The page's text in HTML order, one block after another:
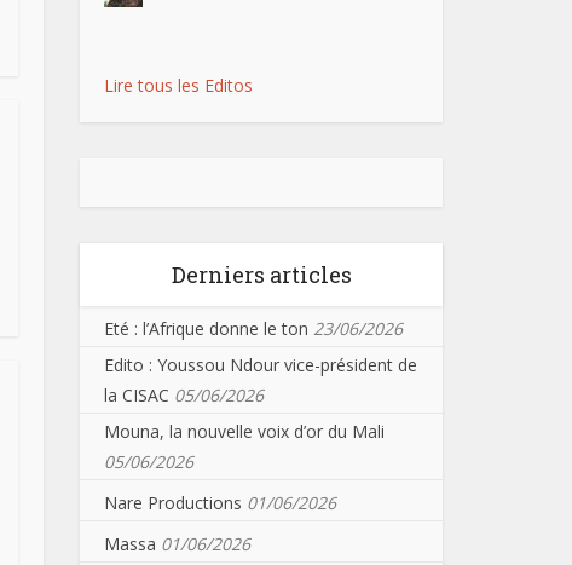
Lire tous les Editos
Derniers articles
Eté : l’Afrique donne le ton 23/06/2026
Edito : Youssou Ndour vice-président de
la CISAC 05/06/2026
Mouna, la nouvelle voix d’or du Mali
05/06/2026
Nare Productions 01/06/2026
Massa 01/06/2026